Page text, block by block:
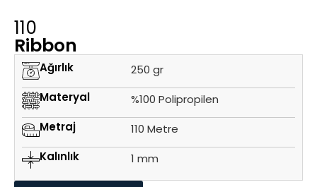
110
Ribbon
Ağırlık
250 gr
Materyal
%100 Polipropilen
Metraj
110 Metre
Kalınlık
1 mm